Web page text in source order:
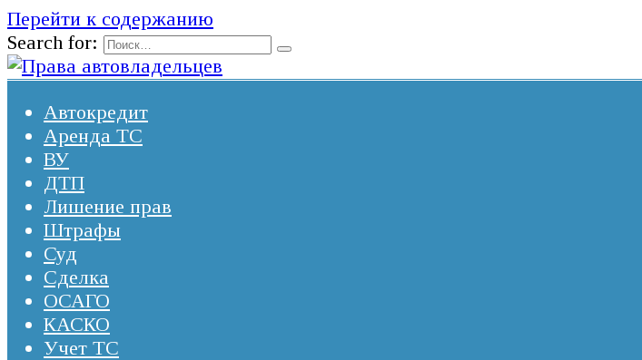
Перейти к содержанию
Search for:
Автокредит
Аренда ТС
ВУ
ДТП
Лишение прав
Штрафы
Суд
Сделка
ОСАГО
КАСКО
Учет ТС